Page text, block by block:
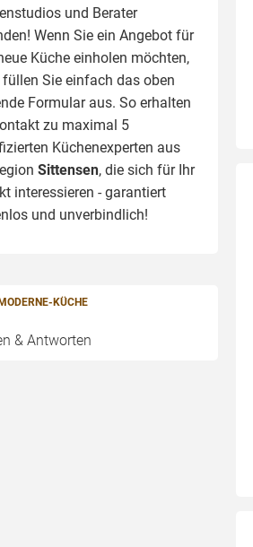
und Berater
Wenn Sie ein Angebot für
Küche einholen möchten,
Sie einfach das oben
Formular aus. So erhalten
zu maximal 5
Küchenexperten aus
Sittensen, die sich für Ihr
interessieren - garantiert
und unverbindlich!
KÜCHE
& Antworten